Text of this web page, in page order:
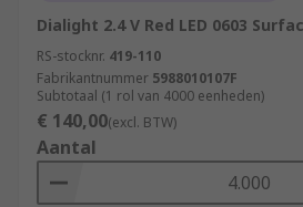
Dialight 2.4 V Red LED 0603
RS-stocknr. 419-110
Fabrikantnummer 5988010107F
Subtotaal (1 rol van 4000 eenheden)
€ 140,00(excl. BTW)
Aantal